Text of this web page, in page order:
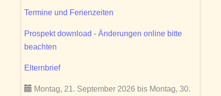
Termine und Ferienzeiten
Prospekt download - Änderungen online bitte
beachten
Elternbrief
Montag, 21. September 2026 bis Montag, 30.